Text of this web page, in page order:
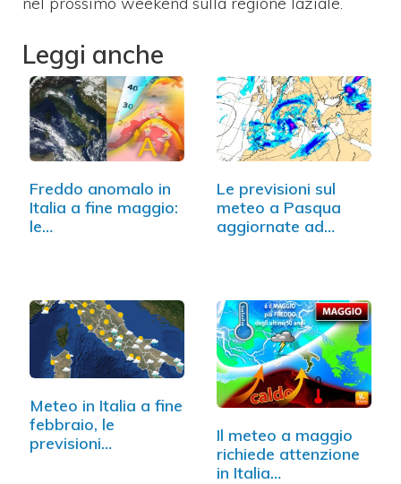
Leggi anche
Freddo anomalo in
Italia a fine maggio:
le…
Le previsioni sul
meteo a Pasqua
aggiornate ad
Meteo in Italia a fine
febbraio, le
previsioni
Il meteo a maggio
richiede attenzione
in Italia…